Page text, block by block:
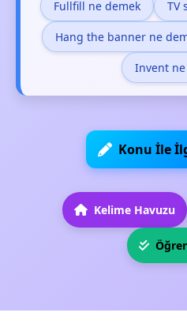
Fullfill ne demek TV
Hang the banner ne
Invent
Konu İle
Kelime Havuzu